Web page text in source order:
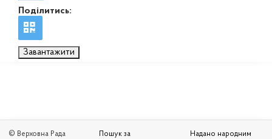
Поділитись:
Завантажити
© Верховна Рада
Пошук за
Надано народним